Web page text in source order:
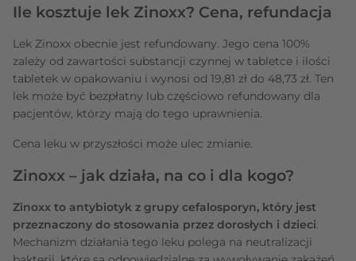
Ile kosztuje lek Zinoxx? Cena, refundacja
Lek Zinoxx obecnie jest refundowany. Jego cena 100%
zależy od zawartości substancji czynnej w tabletce i ilości
tabletek w opakowaniu i wynosi od 19,81 zł do 48,73 zł. Ten
lek może być bezpłatny lub częściowo refundowany dla
pacjentów, którzy mają do tego uprawnienia.
Cena leku w przyszłości może ulec zmianie.
Zinoxx – jak działa, na co i dla kogo?
Zinoxx to antybiotyk z grupy cefalosporyn, który jest
przeznaczony do stosowania przez dorosłych i dzieci.
Mechanizm działania tego leku polega na neutralizacji